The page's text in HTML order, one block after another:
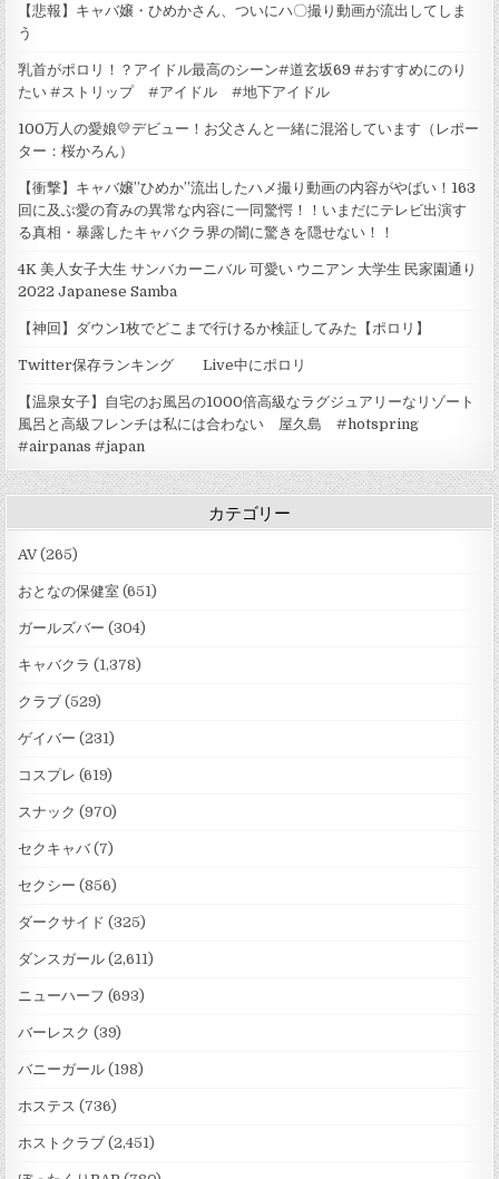
【悲報】キャバ嬢・ひめかさん、ついにハ〇撮り動画が流出してしま
う
乳首がポロリ！？アイドル最高のシーン#道玄坂69 #おすすめにのり
たい #ストリップ #アイドル #地下アイドル
100万人の愛娘💛デビュー！お父さんと一緒に混浴しています（レポー
ター：桜かろん）
【衝撃】キャバ嬢”ひめか”流出したハメ撮り動画の内容がやばい！163
回に及ぶ愛の育みの異常な内容に一同驚愕！！いまだにテレビ出演す
る真相・暴露したキャバクラ界の闇に驚きを隠せない！！
4K 美人女子大生 サンバカーニバル 可愛い ウニアン 大学生 民家園通り
2022 Japanese Samba
【神回】ダウン1枚でどこまで行けるか検証してみた【ポロリ】
Twitter保存ランキング Live中にポロリ
【温泉女子】自宅のお風呂の1000倍高級なラグジュアリーなリゾート
風呂と高級フレンチは私には合わない 屋久島 #hotspring
#airpanas #japan
カテゴリー
AV(265)
おとなの保健室 (651)
ガールズバー (304)
キャバクラ (1,378)
クラブ (529)
ゲイバー (231)
コスプレ (619)
スナック (970)
セクキャバ (7)
セクシー (856)
ダークサイド (325)
ダンスガール (2,611)
ニューハーフ (693)
バーレスク (39)
バニーガール (198)
ホステス (736)
ホストクラブ (2,451)